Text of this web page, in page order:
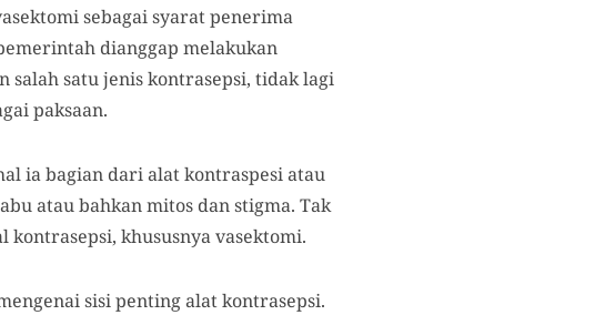
sebagai syarat penerima
dianggap melakukan
satu jenis kontrasepsi, tidak lagi
paksaan.
ia bagian dari alat kontraspesi atau
atau bahkan mitos dan stigma. Tak
khususnya vasektomi.
sisi penting alat kontrasepsi.